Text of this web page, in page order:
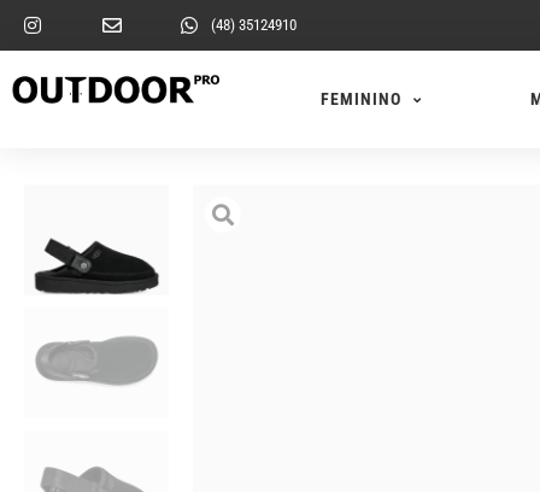
(48) 35124910
FEMININO